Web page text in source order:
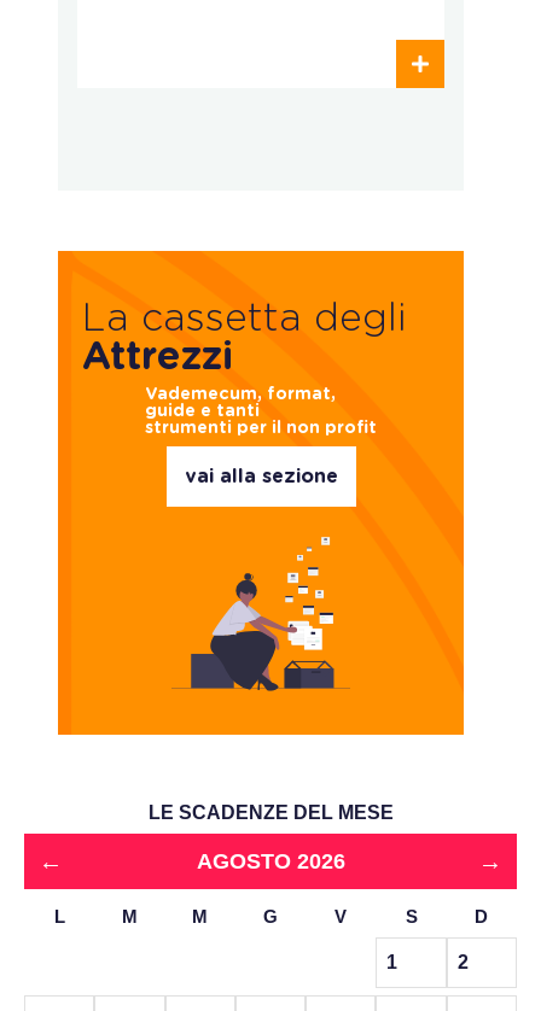
La cassetta degli
Attrezzi
Vademecum, format,
guide e tanti
strumenti per il non profit
vai alla sezione
LE SCADENZE DEL MESE
← AGOSTO 2026 →
L M M G V S D
1 2